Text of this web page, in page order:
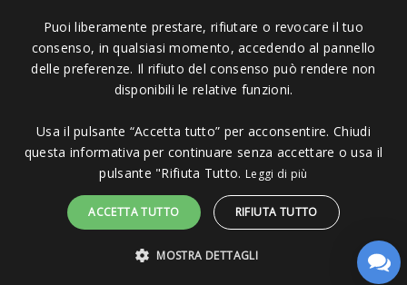
Copyright © 2006 - 2023 - Icarus Project sas
Massa MS - Tel 0585026137 - P.IVA 01151030457 - REA MS 117168
Sito protetto da reCAPTCHA.
Puoi liberamente prestare, rifiutare o revocare il tuo
consenso, in qualsiasi momento, accedendo al pannello
delle preferenze. Il rifiuto del consenso può rendere non
disponibili le relative funzioni.
Usa il pulsante “Accetta tutto” per acconsentire. Chiudi
questa informativa per continuare senza accettare o usa il
pulsante "Rifiuta Tutto. Leggi di più
ACCETTA TUTTO RIFIUTA TUTTO
MOSTRA DETTAGLI